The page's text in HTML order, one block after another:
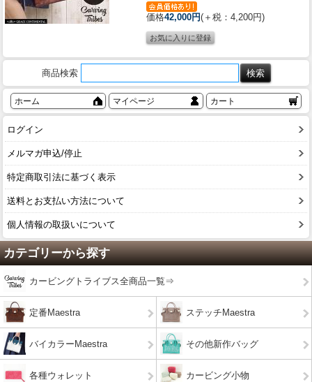
価格42,000円(＋税：4,200円)
商品検索
ホーム マイページ カート
ログイン
メルマガ申込/停止
特定商取引法に基づく表示
送料とお支払い方法について
個人情報の取扱いについて
カテゴリーから探す
カービングトライブス全商品一覧⇒
定番Maestra ステッチMaestra
バイカラーMaestra その他新作バッグ
各種ウォレット カービング小物